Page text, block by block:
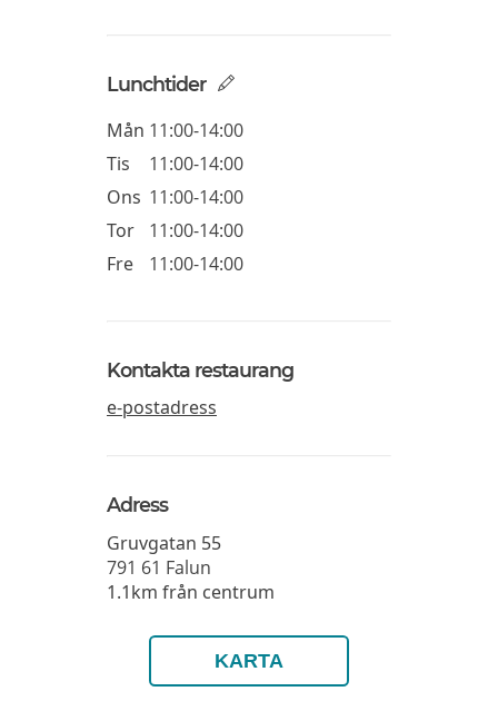
Lunchtider
Mån 11:00-14:00
Tis
11:00-14:00
Ons 11:00-14:00
Tor
11:00-14:00
Fre
11:00-14:00
Kontakta restaurang
e-postadress
Adress
Gruvgatan 55
791 61 Falun
1.1km från centrum
KARTA